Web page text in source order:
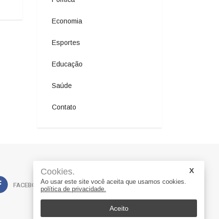
Economia
Esportes
Educação
Saúde
Contato
FACEBOOK WHATSAPP
Cookies.
Ao usar este site você aceita que usamos cookies.
política de privacidade.
Aceito